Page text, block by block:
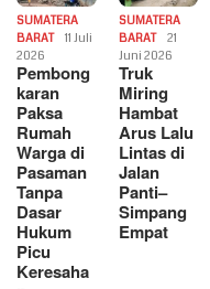
SUMATERA
BARAT
11 Juli
2026
Pembong
karan
Paksa
Rumah
Warga di
Pasaman
Tanpa
Dasar
Hukum
Picu
Keresaha
SUMATERA
BARAT
21
Juni 2026
Truk
Miring
Hambat
Arus Lalu
Lintas di
Jalan
Panti–
Simpang
Empat